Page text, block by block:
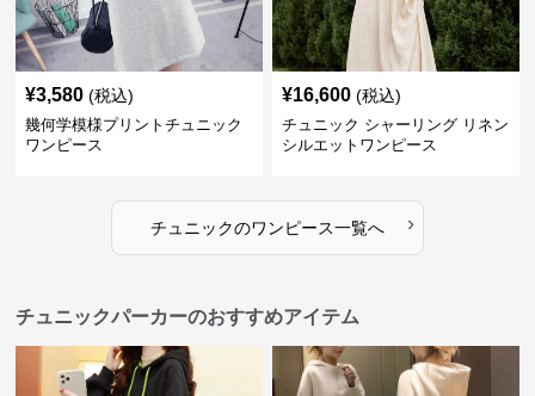
¥3,580 (税込)
幾何学模様プリントチュニック
ワンピース
¥16,600 (税込)
チュニック シャーリング リネン
シルエットワンピース
チュニックのワンピース一覧へ ›
チュニックパーカーのおすすめアイテム